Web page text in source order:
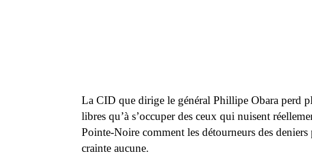
La CID que dirige le général Phillipe Obara perd
libres qu’à s’occuper des ceux qui nuisent
Pointe-Noire comment les détourneurs des
crainte aucune.